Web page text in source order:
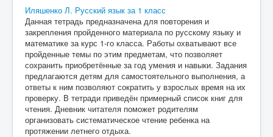
Иляшенко Л. Русский язык за 1 класс
Данная тетрадь предназначена для повторения и
закрепления пройденного материала по русскому языку и
математике за курс 1-го класса. Работы охватывают все
пройденные темы по этим предметам, что позволяет
сохранить приобретённые за год умения и навыки. Задания
предлагаются детям для самостоятельного выполнения, а
ответы к ним позволяют сократить у взрослых время на их
проверку. В тетради приведён примерный список книг для
чтения. Дневник читателя поможет родителям
организовать систематическое чтение ребенка на
протяжении летнего отдыха.